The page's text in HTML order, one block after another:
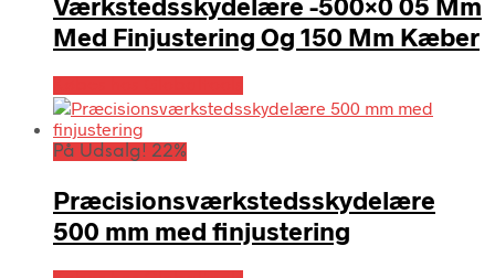
Med Finjustering Og 150 Mm Kæber
På Udsalg! 22%
Præcisionsværkstedsskydelære
500 mm med finjustering